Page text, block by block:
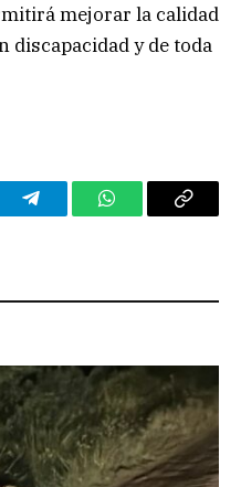
mejorar la calidad
discapacidad y de toda
TelegramWhatsAppCopy